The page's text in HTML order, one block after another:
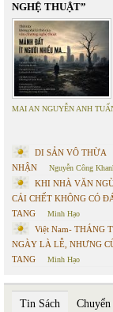
NGHỆ THUẬT”
MAI AN NGUYỄN ANH
DI SẢN VÔ THỪA
NHẬN
Nguyễn Công
KHI NHÀ VĂN
CÁI CHẾT KHÔNG CÓ
TANG
Minh Hạo
Việt Nam- THÁNG
NGÀY LÀ LỄ, NHƯNG
TANG
Minh Hạo
Tin Sách